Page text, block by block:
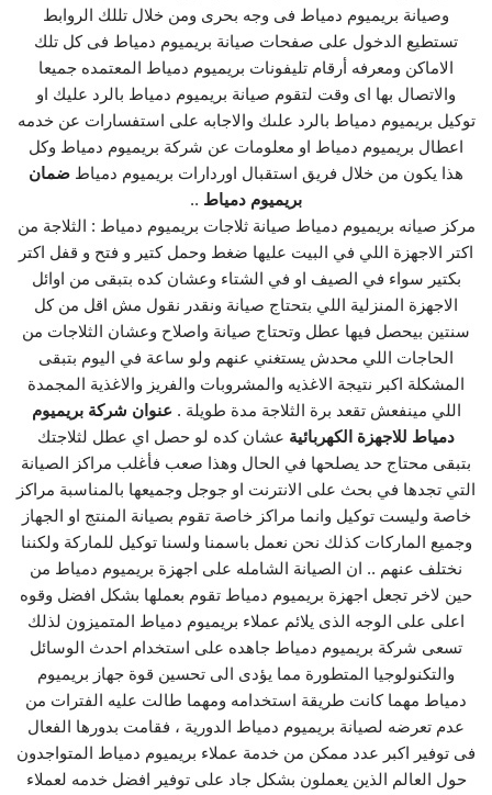
وصيانة بريميوم دمياط فى وجه بحرى ومن خلال تللك الروابط
تستطيع الدخول على صفحات صيانة بريميوم دمياط فى كل تلك
الاماكن ومعرفه أرقام تليفونات بريميوم دمياط المعتمده جميعا
والاتصال بها اى وقت لتقوم صيانة بريميوم دمياط بالرد عليك او
توكيل بريميوم دمياط بالرد علىك والاجابه على استفسارات عن خدمه
اعطال بريميوم دمياط او معلومات عن شركة بريميوم دمياط وكل
هذا يكون من خلال فريق استقبال اوردارات بريميوم دمياط ضمان
بريميوم دمياط ..
مركز صيانه بريميوم دمياط صيانة ثلاجات بريميوم دمياط : الثلاجة من
اكتر الاجهزة اللي في البيت عليها ضغط وحمل كتير و فتح و قفل اكتر
بكتير سواء في الصيف او في الشتاء وعشان كده بتبقى من اوائل
الاجهزة المنزلية اللي بتحتاج صيانة ونقدر نقول مش اقل من كل
سنتين بيحصل فيها عطل وتحتاج صيانة واصلاح وعشان الثلاجات من
الحاجات اللي محدش يستغني عنهم ولو ساعة في اليوم بتبقى
المشكلة اكبر نتيجة الاغذيه والمشروبات والفريز والاغذية المجمدة
اللي مينفعش تقعد برة الثلاجة مدة طويلة . عنوان شركة بريميوم
دمياط للاجهزة الكهربائية عشان كده لو حصل اي عطل لثلاجتك
بتبقى محتاج حد يصلحها في الحال وهذا صعب فأغلب مراكز الصيانة
التي تجدها في بحث على الانترنت او جوجل وجميعها بالمناسبة مراكز
خاصة وليست توكيل وانما مراكز خاصة تقوم بصيانة المنتج او الجهاز
وجميع الماركات كذلك نحن نعمل باسمنا ولسنا توكيل للماركة ولكننا
نختلف عنهم .. ان الصيانة الشامله على اجهزة بريميوم دمياط من
حين لاخر تجعل اجهزة بريميوم دمياط تقوم بعملها بشكل افضل وقوه
اعلى على الوجه الذى يلائم عملاء بريميوم دمياط المتميزون لذلك
تسعى شركة بريميوم دمياط جاهده على استخدام احدث الوسائل
والتكنولوجيا المتطورة مما يؤدى الى تحسين قوة جهاز بريميوم
دمياط مهما كانت طريقة استخدامه ومهما طالت عليه الفترات من
عدم تعرضه لصيانة بريميوم دمياط الدورية ، فقامت بدورها الفعال
فى توفير اكبر عدد ممكن من خدمة عملاء بريميوم دمياط المتواجدون
حول العالم الذين يعملون بشكل جاد على توفير افضل خدمه لعملاء